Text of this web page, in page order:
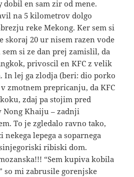
dobil en sam zir od mene.
na 5 kilometrov dolgo
reke Mekong. Ker sem si
skoraj 20 ur nisem razen vode
si ze dan prej zamislil, da
privoscil en KFC z velik
In lej ga zlodja (beri: dio porko
zmotnem prepricanju, da KFC
zdaj pa stojim pred
Nong Khaiju – zadnji
To je zgledalo ravno tako,
lepega a soparnega
ribiski dom.
“Sem kupiva kobila
so mi zabrusile gorenjske